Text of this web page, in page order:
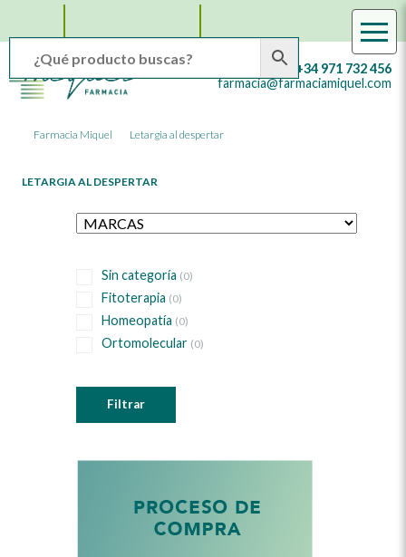
Farmacia
Miquel
Farmacia
Online
en
Mallorca
+34 971 732 456
farmacia@farmaciamiquel.com
Farmacia Miquel Letargia al despertar
LETARGIA AL DESPERTAR
Sin categoría (0)
Fitoterapia (0)
Homeopatía (0)
Ortomolecular (0)
Filtrar